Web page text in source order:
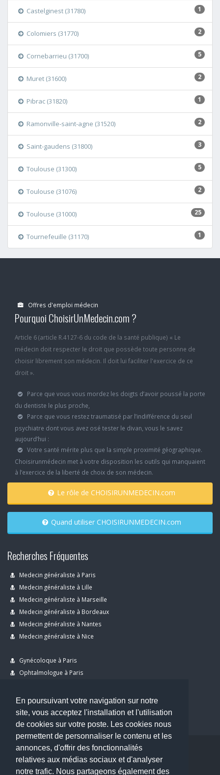
En poursuivant votre navigation sur notre
site, vous acceptez l'installation et l'utilisation
de cookies sur votre poste. Les cookies nous
permettent de personnaliser le contenu et les
annonces, d'offrir des fonctionnalités
relatives aux médias sociaux et d'analyser
notre trafic. Nous partageons également des
1
Castelginest (31780)
2
Colomiers (31770)
5
Cornebarrieu (31700)
2
Muret (31600)
1
Pibrac (31820)
2
Ramonville-saint-agne (31520)
3
Saint-gaudens (31800)
5
Toulouse (31300)
2
Toulouse (31076)
25
Toulouse (31000)
1
Tournefeuille (31170)
Offres d'emploi médecin
Pourquoi ChoisirUnMedecin.com ?
Article 6 (article R.4127-6 du code de la santé publique) « Le
médecin doit respecter le droit que possède toute personne de
choisir librement son médecin. Il doit lui faciliter l'exercice de ce
droit ».
Parce que vous vous mordez les doigts d’avoir poussé la porte
du dentiste le plus proche,
Parce que vous restez traumatisé par l’indifférence du seul
psychiatre dont vous avez osé tester le divan, vous le savez
aujourd’hui :
Votre santé mérite plus que la simple proximité géographique.
Choisirunmédecin met à votre disposition les outils qui manquaient
à l’exercice de la liberté de choix de son médecin.
Le rôle de CHOISIRUNMEDECIN.com
Quand utiliser CHOISIRUNMEDECIN.com
Recherches Fréquentes
Medecin généraliste à Paris
Medecin généraliste à Lille
Medecin généraliste à Marseille
Medecin généraliste à Bordeaux
Medecin généraliste à Nantes
Medecin généraliste à Nice
Gynécoloque à Paris
Ophtalmologue à Paris
Dentiste à Paris
Copyright © 2026 . All Rights Reserved.
choisirunmedecin@gmail.com